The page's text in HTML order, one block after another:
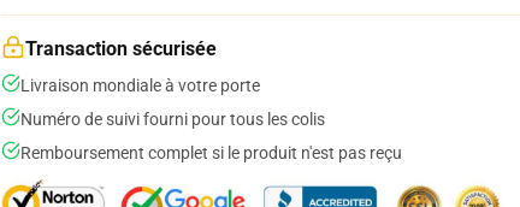
Transaction sécurisée
Livraison mondiale à votre porte
Numéro de suivi fourni pour tous les colis
Remboursement complet si le produit n'est pas reçu